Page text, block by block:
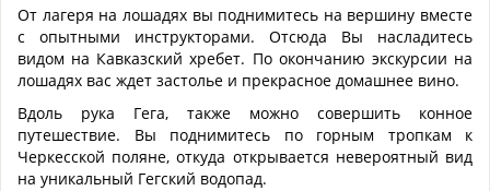
От лагеря на лошадях вы поднимитесь на вершину вместе
с опытными инструкторами. Отсюда Вы насладитесь
видом на Кавказский хребет. По окончанию экскурсии на
лошадях вас ждет застолье и прекрасное домашнее вино.
Вдоль рука Гега, также можно совершить конное
путешествие. Вы поднимитесь по горным тропкам к
Черкесской поляне, откуда открывается невероятный вид
на уникальный Гегский водопад.